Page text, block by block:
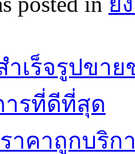
ำเร็จรูปขา
ารที่ดีที่สุด
าคาถูกบริก